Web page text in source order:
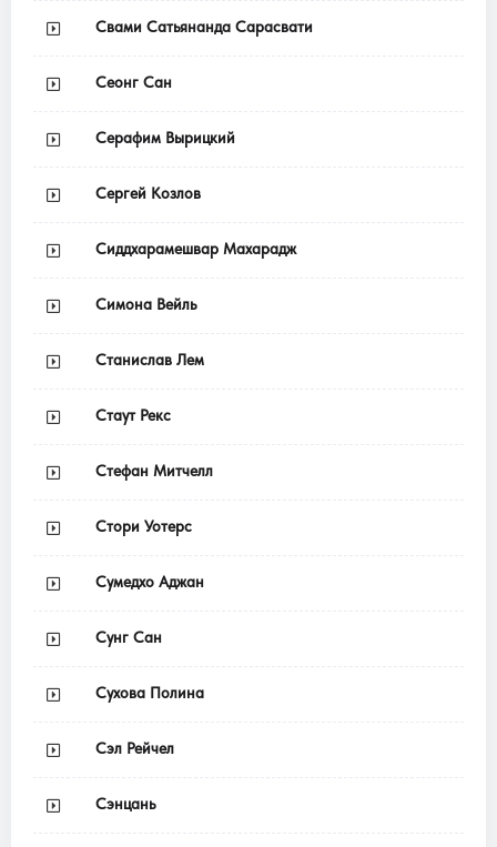
Свами Сатьянанда Сарасвати
Сеонг Сан
Серафим Вырицкий
Сергей Козлов
Сиддхарамешвар Махарадж
Симона Вейль
Станислав Лем
Стаут Рекс
Стефан Митчелл
Стори Уотерс
Сумедхо Аджан
Сунг Сан
Сухова Полина
Сэл Рейчел
Сэнцань